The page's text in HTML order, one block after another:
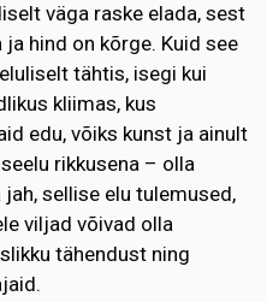
väga raske elada, sest
hind on kõrge. Kuid see
tähtis, isegi kui
kliimas, kus
edu, võiks kunst ja ainult
rikkusena – olla
sellise elu tulemused,
viljad võivad olla
tähendust ning